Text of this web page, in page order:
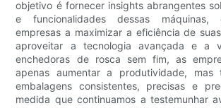
objetivo é fornecer insights abrangentes
e funcionalidades dessas máquinas,
empresas a maximizar a eficiência de
aproveitar a tecnologia avançada e a
enchedoras de rosca sem fim, as
apenas aumentar a produtividade, mas
embalagens consistentes, precisas e
medida que continuamos a testemunhar